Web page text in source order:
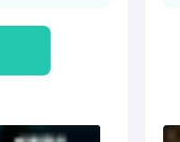
。【音频提
乐从你的音轨
用程序的实用
们全面的音频
、wma、